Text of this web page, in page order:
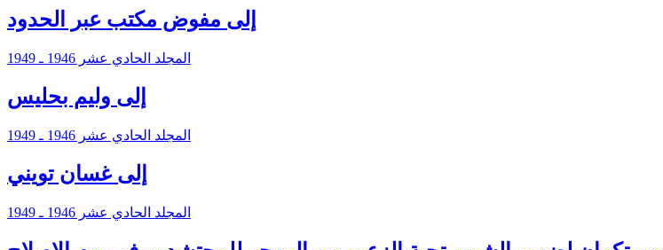
إلى مفوض مكتب عبر الحدود
المجلد الحادي عشر 1946 ـ 1949
إلى وليم بحليس
المجلد الحادي عشر 1946 ـ 1949
إلى غسان تويني
المجلد الحادي عشر 1946 ـ 1949